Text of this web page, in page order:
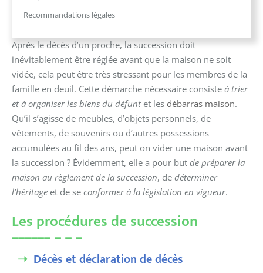
Recommandations légales
Après le décès d’un proche, la succession doit
inévitablement être réglée avant que la maison ne soit
vidée, cela peut être très stressant pour les membres de la
famille en deuil. Cette démarche nécessaire consiste à trier
et à organiser les biens du défuntet les débarras maison.
Qu’il s’agisse de meubles, d’objets personnels, de
vêtements, de souvenirs ou d’autres possessions
accumulées au fil des ans, peut on vider une maison avant
la succession ? Évidemment, elle a pour but de préparer la
maison au règlement de la succession, de déterminer
l’héritage et de se conformer à la législation en vigueur.
Les procédures de succession
Décès et déclaration de décès